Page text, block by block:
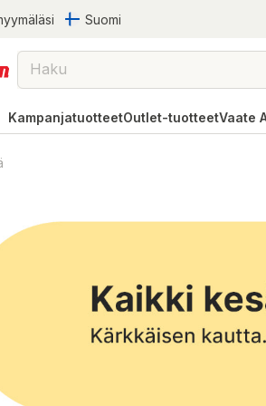
Suomi
KampanjatuotteetOutlet-tuotteetVaate